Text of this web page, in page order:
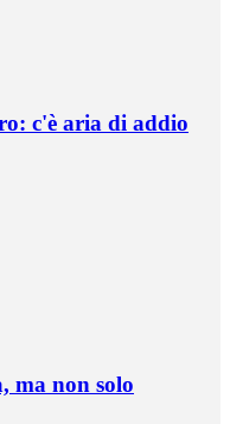
c'è aria di addio
ma non solo